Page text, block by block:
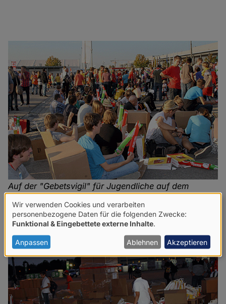
Auf der "Gebetsvigil" für Jugendliche auf dem
Messegelände
Verwendung
von
personenbezogenen
Daten
und
Cookies
Wir verwenden Cookies und verarbeiten
personenbezogene Daten für die folgenden Zwecke:
Funktional & Eingebettete externe Inhalte.
Anpassen Ablehnen Akzeptieren